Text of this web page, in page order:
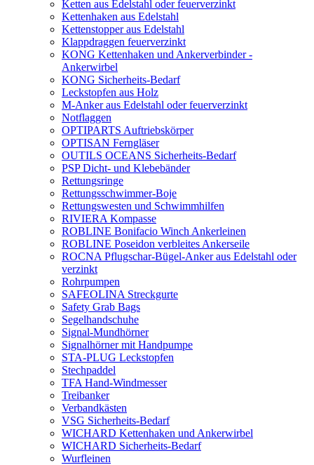
Ketten aus Edelstahl oder feuerverzinkt
Kettenhaken aus Edelstahl
Kettenstopper aus Edelstahl
Klappdraggen feuerverzinkt
KONG Kettenhaken und Ankerverbinder -
Ankerwirbel
KONG Sicherheits-Bedarf
Leckstopfen aus Holz
M-Anker aus Edelstahl oder feuerverzinkt
Notflaggen
OPTIPARTS Auftriebskörper
OPTISAN Ferngläser
OUTILS OCEANS Sicherheits-Bedarf
PSP Dicht- und Klebebänder
Rettungsringe
Rettungsschwimmer-Boje
Rettungswesten und Schwimmhilfen
RIVIERA Kompasse
ROBLINE Bonifacio Winch Ankerleinen
ROBLINE Poseidon verbleites Ankerseile
ROCNA Pflugschar-Bügel-Anker aus Edelstahl oder
verzinkt
Rohrpumpen
SAFEOLINA Streckgurte
Safety Grab Bags
Segelhandschuhe
Signal-Mundhörner
Signalhörner mit Handpumpe
STA-PLUG Leckstopfen
Stechpaddel
TFA Hand-Windmesser
Treibanker
Verbandkästen
VSG Sicherheits-Bedarf
WICHARD Kettenhaken und Ankerwirbel
WICHARD Sicherheits-Bedarf
Wurfleinen